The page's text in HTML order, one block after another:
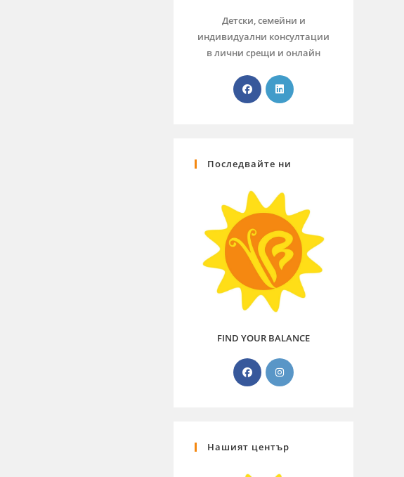
Детски, семейни и
индивидуални консултации
в лични срещи и онлайн
Последвайте ни
FIND YOUR BALANCE
Нашият център